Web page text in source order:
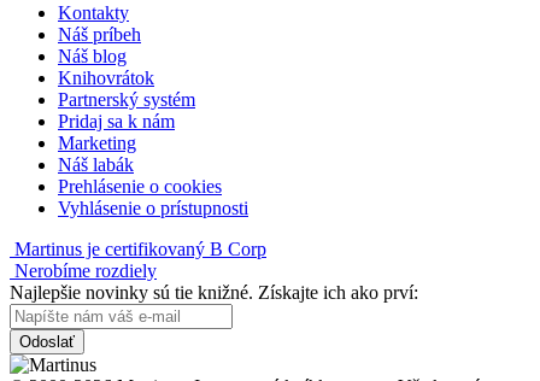
Kontakty
Náš príbeh
Náš blog
Knihovrátok
Partnerský systém
Pridaj sa k nám
Marketing
Náš labák
Prehlásenie o cookies
Vyhlásenie o prístupnosti
Martinus je certifikovaný B Corp
Nerobíme rozdiely
Najlepšie novinky sú tie knižné. Získajte ich ako prví:
Odoslať